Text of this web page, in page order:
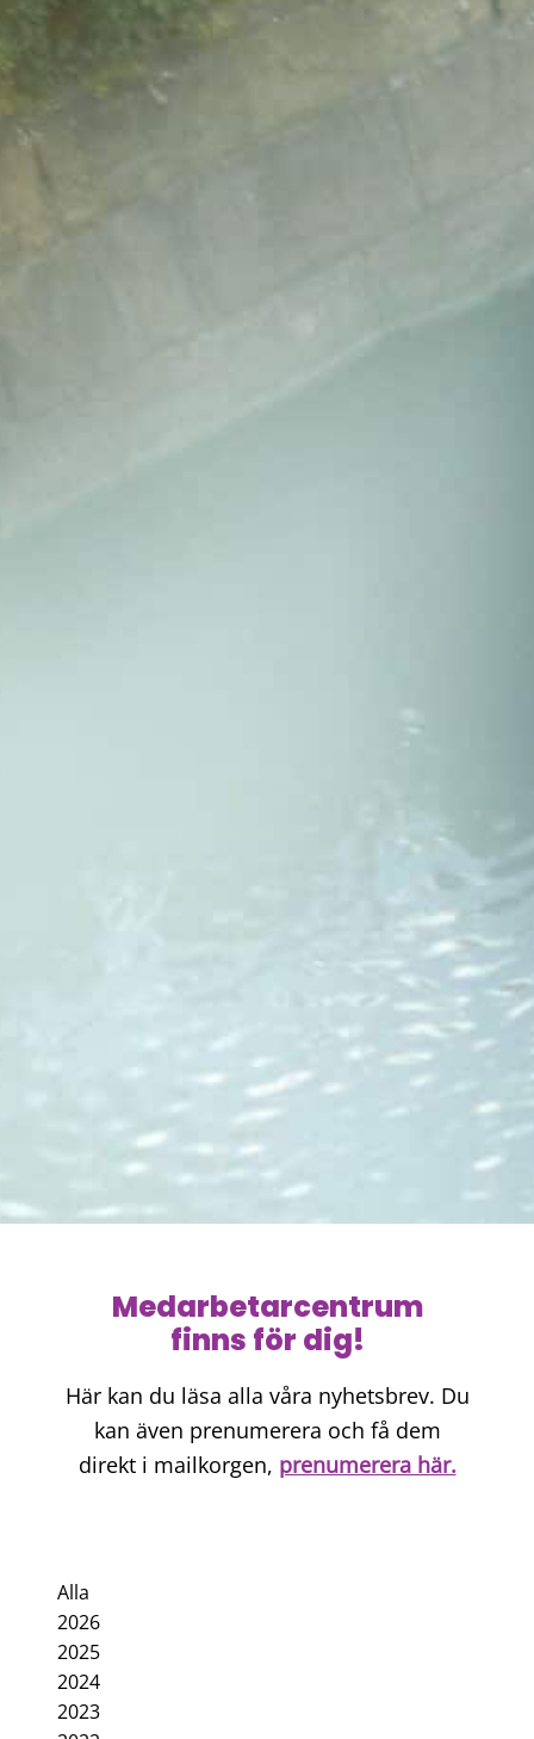
Medarbetarcentrum
finns för dig!
Här kan du läsa alla våra nyhetsbrev. Du
kan även prenumerera och få dem
direkt i mailkorgen, prenumerera här.
Alla
2026
2025
2024
2023